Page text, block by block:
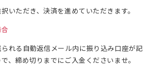
いただき、決済を進めていただきます。
れる自動返信メール内に振り込み口座が記
、締め切りまでにご入金くださいませ。